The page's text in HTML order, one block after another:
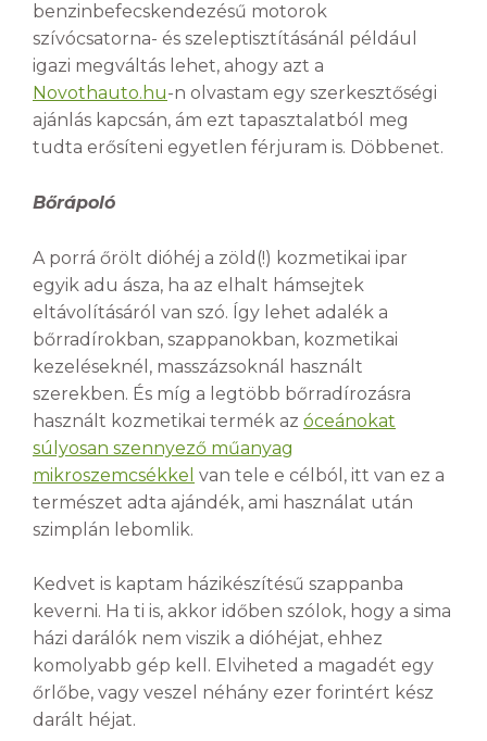
benzinbefecskendezésű motorok
szívócsatorna- és szeleptisztításánál például
igazi megváltás lehet, ahogy azt a
Novothauto.hu-n olvastam egy szerkesztőségi
ajánlás kapcsán, ám ezt tapasztalatból meg
tudta erősíteni egyetlen férjuram is. Döbbenet.
Bőrápoló
A porrá őrölt dióhéj a zöld(!) kozmetikai ipar
egyik adu ásza, ha az elhalt hámsejtek
eltávolításáról van szó. Így lehet adalék a
bőrradírokban, szappanokban, kozmetikai
kezeléseknél, masszázsoknál használt
szerekben. És míg a legtöbb bőrradírozásra
használt kozmetikai termék az óceánokat
súlyosan szennyező műanyag
mikroszemcsékkel van tele e célból, itt van ez a
természet adta ajándék, ami használat után
szimplán lebomlik.
Kedvet is kaptam házikészítésű szappanba
keverni. Ha ti is, akkor időben szólok, hogy a sima
házi darálók nem viszik a dióhéjat, ehhez
komolyabb gép kell. Elviheted a magadét egy
őrlőbe, vagy veszel néhány ezer forintért kész
darált héjat.